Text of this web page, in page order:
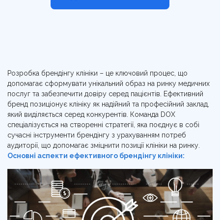
Розробка брендінгу клініки – це ключовий процес, що
допомагає сформувати унікальний образ на ринку медичних
послуг та забезпечити довіру серед пацієнтів. Ефективний
бренд позиціонує клініку як надійний та професійний заклад,
який виділяється серед конкурентів. Команда DOX
спеціалізується на створенні стратегії, яка поєднує в собі
сучасні інструменти брендінгу з урахуванням потреб
аудиторії, що допомагає зміцнити позиції клініки на ринку.
Основні аспекти ефективного брендінгу клініки: